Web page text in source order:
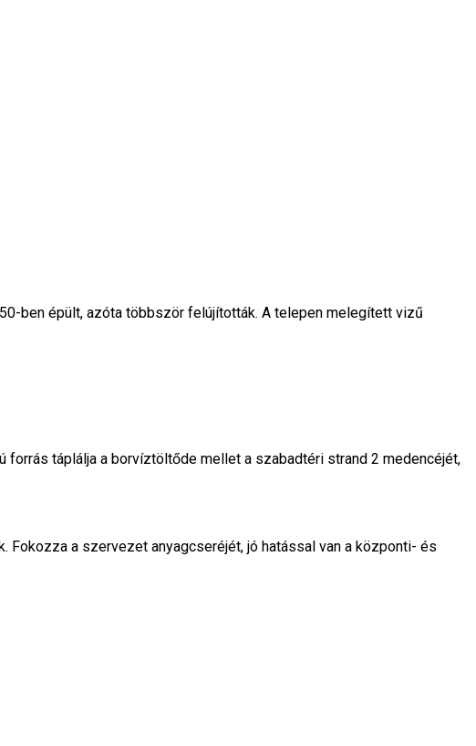
ben épült, azóta többször felújították. A telepen melegített vizű
forrás táplálja a borvíztöltőde mellet a szabadtéri strand 2 medencéjét,
a szervezet anyagcseréjét, jó hatással van a központi- és